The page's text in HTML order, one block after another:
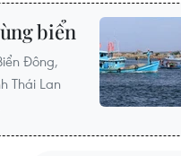
biển
Đông,
Thái Lan